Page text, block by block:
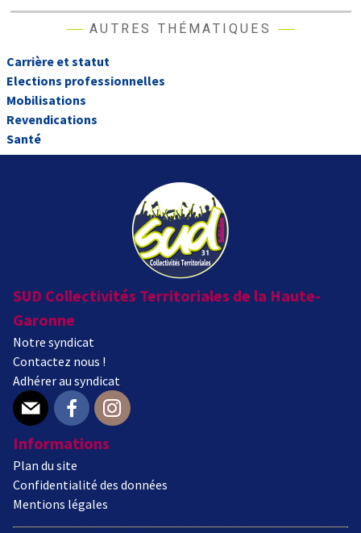
AUTRES THÉMATIQUES
Carrière et statut
Elections professionnelles
Mobilisations
Revendications
Santé
SUD Collectivités Territoriales de la Haute-
Garonne
Notre syndicat
Contactez nous !
Adhérer au syndicat
E-mail Facebook
Informations
Plan du site
Confidentialité des données
Mentions légales